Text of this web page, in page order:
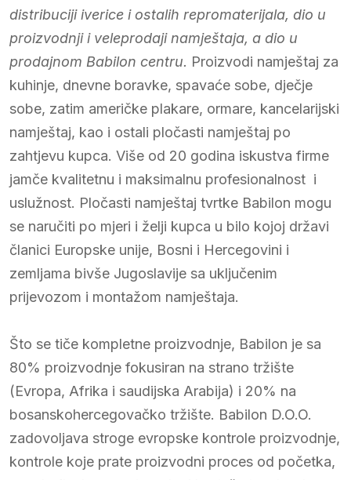
distribuciji iverice i ostalih repromaterijala, dio u
proizvodnji i veleprodaji namještaja, a dio u
prodajnom Babilon centru. Proizvodi namještaj za
kuhinje, dnevne boravke, spavaće sobe, dječje
sobe, zatim američke plakare, ormare, kancelarijski
namještaj, kao i ostali pločasti namještaj po
zahtjevu kupca. Više od 20 godina iskustva firme
jamče kvalitetnu i maksimalnu profesionalnost i
uslužnost. Pločasti namještaj tvrtke Babilon mogu
se naručiti po mjeri i želji kupca u bilo kojoj državi
članici Europske unije, Bosni i Hercegovini i
zemljama bivše Jugoslavije sa uključenim
prijevozom i montažom namještaja.
Što se tiče kompletne proizvodnje, Babilon je sa
80% proizvodnje fokusiran na strano tržište
(Evropa, Afrika i saudijska Arabija) i 20% na
bosanskohercegovačko tržište. Babilon D.O.O.
zadovoljava stroge evropske kontrole proizvodnje,
kontrole koje prate proizvodni proces od početka,